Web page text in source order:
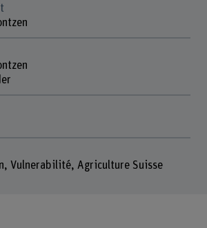
Vulnerabilité, Agriculture Suisse